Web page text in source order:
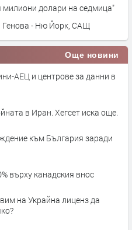
милиони долари на седмица"
Генова - Ню Йорк, САЩ
Още новини
АЕЦ и центрове за данни в
в Иран. Хегсет иска още.
към България заради
върху канадския внос
на Украйна лиценз да